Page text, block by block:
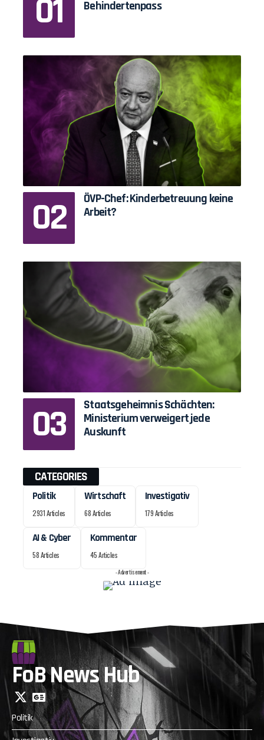
Behindertenpass
ÖVP-Chef: Kinderbetreuung keine
Arbeit?
Staatsgeheimnis Schächten:
Ministerium verweigert jede
Auskunft
CATEGORIES
Politik
2931 Articles
Wirtschaft
68 Articles
Investigativ
179 Articles
AI & Cyber
58 Articles
Kommentar
45 Articles
- Advertisement -
FoB News Hub
Politik